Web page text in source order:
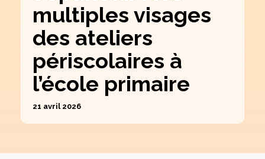
multiples visages
des ateliers
périscolaires à
l’école primaire
21 avril 2026